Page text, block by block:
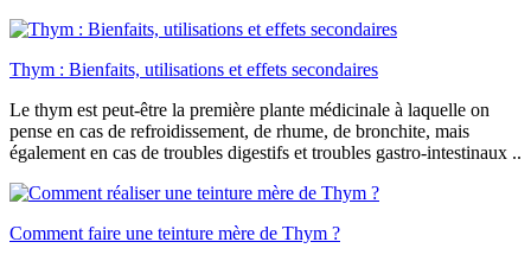
Thym : Bienfaits, utilisations et effets secondaires
Le thym est peut-être la première plante médicinale à laquelle on
pense en cas de refroidissement, de rhume, de bronchite, mais
également en cas de troubles digestifs et troubles gastro-intestinaux ..
Comment faire une teinture mère de Thym ?